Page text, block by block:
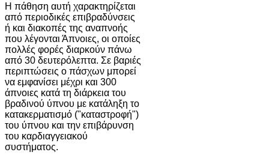
Η πάθηση αυτή χαρακτηρίζεται
από περιοδικές επιβραδύνσεις
ή και διακοπές της αναπνοής
που λέγονται Άπνοιες, οι οποίες
πολλές φορές διαρκούν πάνω
από 30 δευτερόλεπτα. Σε βαριές
περιπτώσεις ο πάσχων μπορεί
να εμφανίσει μέχρι και 300
άπνοιες κατά τη διάρκεια του
βραδινού ύπνου με κατάληξη το
κατακερματισμό ("καταστροφή")
του ύπνου και την επιβάρυνση
του καρδιαγγειακού
συστήματος.